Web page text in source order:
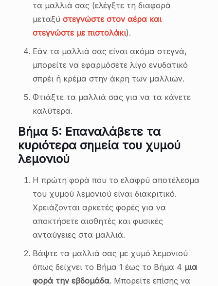
τα μαλλιά σας (ελέγξτε τη διαφορά
μεταξύ στεγνώστε στον αέρα και
στεγνώστε με πιστολάκι).
Εάν τα μαλλιά σας είναι ακόμα στεγνά,
μπορείτε να εφαρμόσετε λίγο ενυδατικό
σπρέι ή κρέμα στην άκρη των μαλλιών.
Φτιάξτε τα μαλλιά σας για να τα κάνετε
καλύτερα.
Βήμα 5: Επαναλάβετε τα
κυριότερα σημεία του χυμού
λεμονιού
Η πρώτη φορά που το ελαφρύ αποτέλεσμα
του χυμού λεμονιού είναι διακριτικό.
Χρειάζονται αρκετές φορές για να
αποκτήσετε αισθητές και φυσικές
ανταύγειες στα μαλλιά.
Βάψτε τα μαλλιά σας με χυμό λεμονιού
όπως δείχνει το Βήμα 1 έως το Βήμα 4 μια
φορά την εβδομάδα. Μπορείτε επίσης να